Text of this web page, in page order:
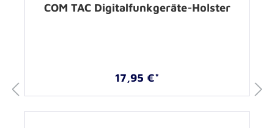
COM TAC Digitalfunkgeräte-Holster
17,95 €*